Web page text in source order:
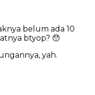
belum ada 10
btyop? 😯
yah.